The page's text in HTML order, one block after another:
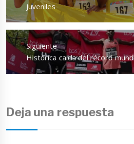
anterior:
Juveniles
Siguiente
Entrada
siguiente:
Histórica caida del récord
Deja una respuesta